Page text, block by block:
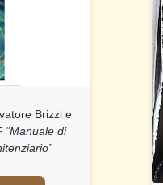
Brizzi e
“Manuale di